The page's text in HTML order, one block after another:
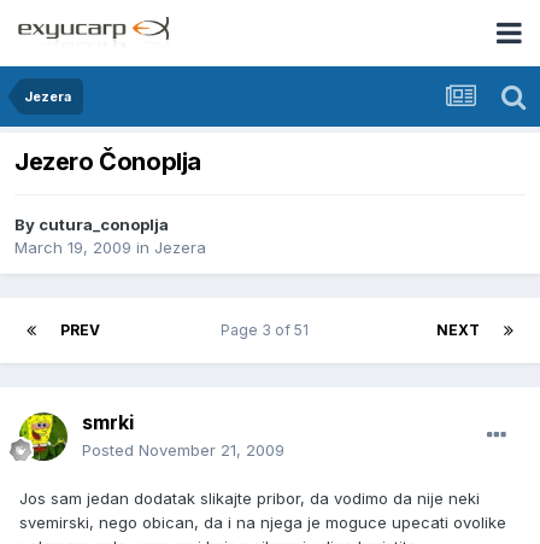
Jezera
Jezero Čonoplja
By cutura_conoplja
March 19, 2009 in Jezera
PREV NEXT
Page 3 of 51
smrki
Posted November 21, 2009
Jos sam jedan dodatak slikajte pribor, da vodimo da nije neki
svemirski, nego obican, da i na njega je moguce upecati ovolike